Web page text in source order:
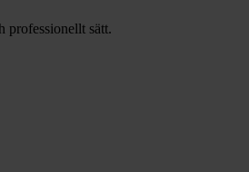
professionellt sätt.